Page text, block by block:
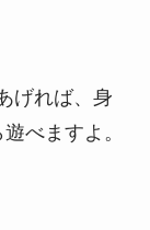
げれば、身
べますよ。